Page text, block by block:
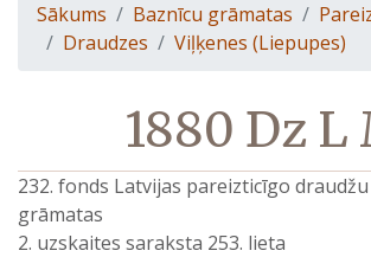
Sākums Baznīcu grāmatas
Draudzes
Viļķenes (Liepupes)
1880 Dz L
232. fonds Latvijas pareizticīgo
grāmatas
2. uzskaites saraksta 253. lieta